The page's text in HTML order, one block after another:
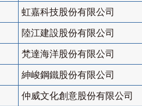
虹嘉科技股份有限公司
陸江建設股份有限公司
梵達海洋股份有限公司
紳峻鋼鐵股份有限公司
仲威文化創意股份有限公司